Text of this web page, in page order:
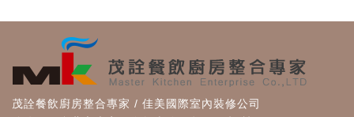
茂詮餐飲廚房整合專家 / 佳美國際室內裝修公司